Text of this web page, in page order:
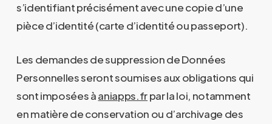
s’identifiant précisément avec une copie d’une
pièce d’identité (carte d’identité ou passeport).
Les demandes de suppression de Données
Personnelles seront soumises aux obligations qui
sont imposées àaniapps.frpar la loi, notamment
en matière de conservation ou d’archivage des